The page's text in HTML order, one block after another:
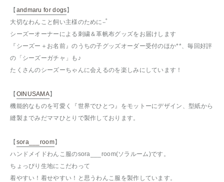
【andmaru for dogs】
大切なわんこと飼い主様のために‧‧˚
シーズーオーナーによる刺繍＆革帆布グッズをお届けします
『シーズー＋お名前』のうちの子グッズオーダー受付のほか**、毎回好評
の「シーズーガチャ」も♪
たくさんのシーズーちゃんに会えるのを楽しみにしています！
【OINUSAMA】
機能的なものを可愛く『世界でひとつ』をモットーにデザイン、型紙から
縫製までみだママひとりで製作しております。
【sora___room】
ハンドメイドわんこ服のsora___room(ソラルーム)です。
ちょっぴり生地にこだわって
着やすい！着せやすい！と思うわんこ服を製作しています。